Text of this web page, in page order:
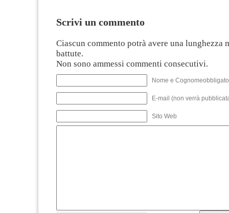
Scrivi un commento
Ciascun commento potrà avere una lunghezza
battute.
Non sono ammessi commenti consecutivi.
Nome e
E-mail (non verrà
Sito Web